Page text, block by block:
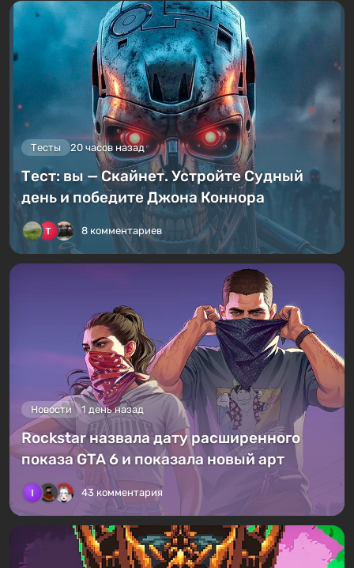
Тесты 20 часов назад
Тест: вы — Скайнет. Устройте Судный
день и победите Джона Коннора
8 комментариев
Новости 1 день назад
Rockstar назвала дату расширенного
показа GTA 6 и показала новый арт
43 комментария